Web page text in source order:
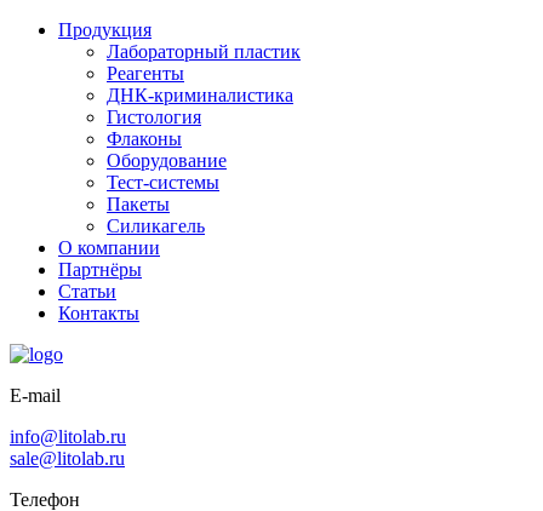
Продукция
Лабораторный пластик
Реагенты
ДНК-криминалистика
Гистология
Флаконы
Оборудование
Тест-системы
Пакеты
Силикагель
О компании
Партнёры
Статьи
Контакты
E-mail
info@litolab.ru
sale@litolab.ru
Телефон